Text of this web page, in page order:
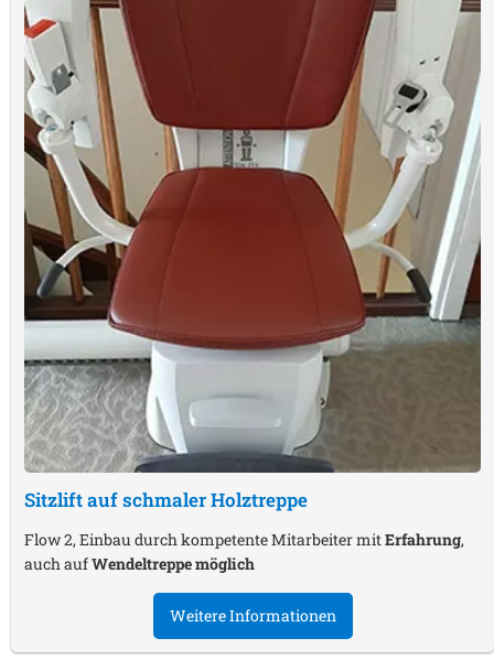
Sitzlift auf schmaler Holztreppe
Flow 2, Einbau durch kompetente Mitarbeiter mitErfahrung,
auch aufWendeltreppe möglich
Weitere Informationen